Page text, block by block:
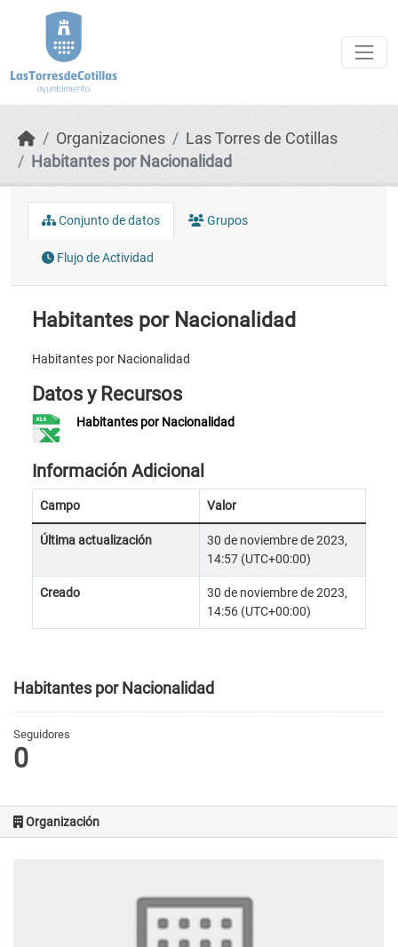
Organizaciones
Las Torres de Cotillas
Habitantes por Nacionalidad
Habitantes por Nacionalidad
Seguidores
0
Organización
Conjunto de datos Grupos
Flujo de Actividad
Habitantes por Nacionalidad
Habitantes por Nacionalidad
Datos y Recursos
Habitantes por Nacionalidad
Información Adicional
Campo Valor
Última actualización
30 de noviembre de 2023,
14:57 (UTC+00:00)
Creado
30 de noviembre de 2023,
14:56 (UTC+00:00)